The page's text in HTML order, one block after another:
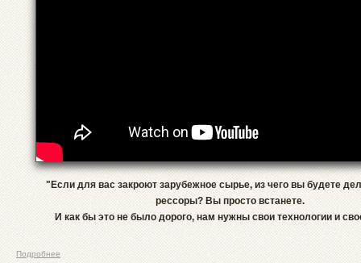
"Если для вас закроют зарубежное сырье, из чего вы будете
рессоры? Вы просто встанете.
И как бы это не было дорого, нам нужны свои технологии и
Подробнее